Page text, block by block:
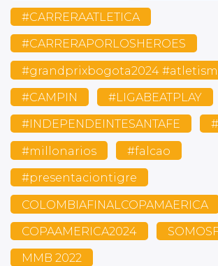
#CARRERAATLETICA
#CARRERAPORLOSHEROES
#grandprixbogota2024
#CAMPIN #LIGABEATPLAY
#INDEPENDEINTESANTAFE
#millonarios #falcao
#presentaciontigre
COLOMBIAFINALCOPAMAERICA
COPAAMERICA2024
MMB 2022